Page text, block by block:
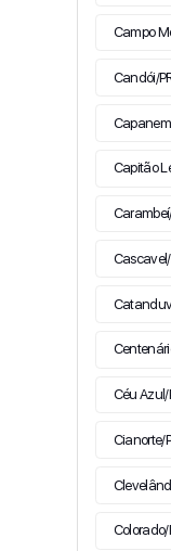
Campo
Candói/
Capitão
Cascavel/
Céu Azul/
Cianorte/
Colorado/